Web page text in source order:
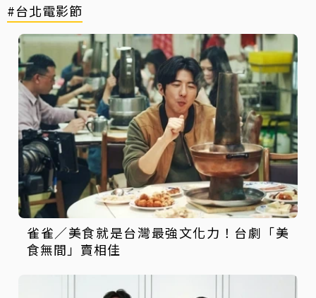
#台北電影節
雀雀／美食就是台灣最強文化力！台劇「美
食無間」賣相佳